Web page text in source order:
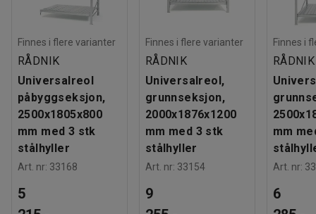
Finnes i flere varianter
RÅDNIK
Universalreol
påbyggseksjon,
2500x1805x800
mm med 3 stk
stålhyller
Art. nr: 33168
5
Finnes i flere varianter
RÅDNIK
Universalreol,
grunnseksjon,
2000x1876x1200
mm med 3 stk
stålhyller
Art. nr: 33154
9
Finnes i
RÅDNIK
mm
Art. nr:
6